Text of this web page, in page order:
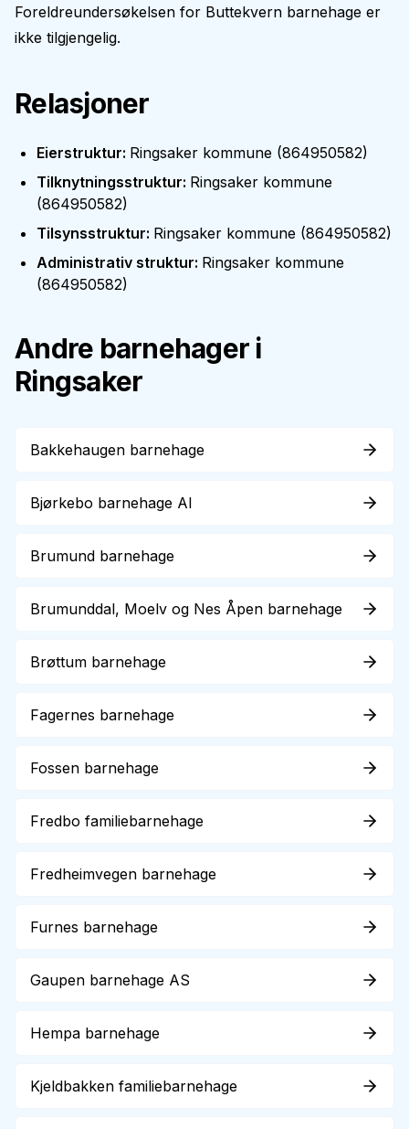
Foreldreundersøkelsen for Buttekvern barnehage er
ikke tilgjengelig.
Relasjoner
Eierstruktur: Ringsaker kommune (864950582)
Tilknytningsstruktur: Ringsaker kommune
(864950582)
Tilsynsstruktur: Ringsaker kommune (864950582)
Administrativ struktur: Ringsaker kommune
(864950582)
Andre barnehager i
Ringsaker
Bakkehaugen barnehage
Bjørkebo barnehage Al
Brumund barnehage
Brumunddal, Moelv og Nes Åpen barnehage
Brøttum barnehage
Fagernes barnehage
Fossen barnehage
Fredbo familiebarnehage
Fredheimvegen barnehage
Furnes barnehage
Gaupen barnehage AS
Hempa barnehage
Kjeldbakken familiebarnehage